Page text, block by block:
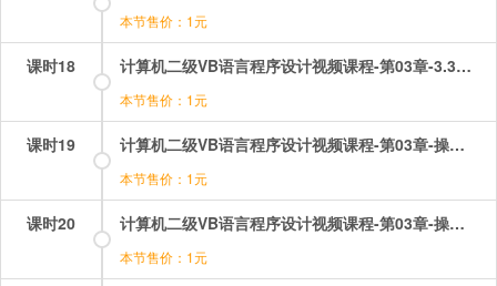
本节售价：1元
课时18 计算机二级VB语言程序设计视频课程-第03章-3.3程序的保存、装入和运行.mp4
本节售价：1元
课时19 计算机二级VB语言程序设计视频课程-第03章-操作：VB中的语句.mp4
本节售价：1元
课时20 计算机二级VB语言程序设计视频课程-第03章-操作：程序的保存、装入和运行.mp4
本节售价：1元